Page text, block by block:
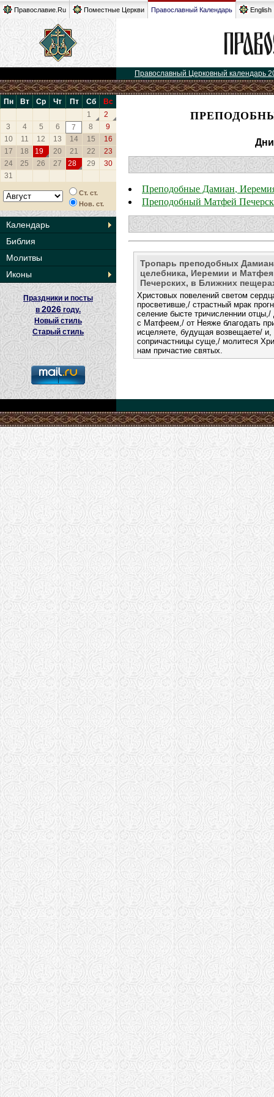
Православие.Ru Поместные Церкви Православный Календарь English
Православный Церковный календарь
Пн Вт Ср Чт Пт Сб
Вс
1
2
3
4 5 6 7 8
9
10
11 12 13 14 15
16
17
18 19 20 21 22
23
24
25 26 27 28 29
30
31
Ст. ст.
Нов. ст.
Календарь
Библия
Молитвы
Иконы
Праздники и посты
в2026 году.
Новый стиль
Старый стиль
Преподобные Дамиан,
Преподобный Матфей
Тропарь преподобных
целебника, Иеремии и
Печерских, в Ближних
Христовых повелений светом
просветивше,/ страстный мрак
селение бысте тричисленнии
с Матфеем,/ от Неяже благодать
исцеляете, будущая возвещаете/
сопричастницы суще,/ молитеся
нам причастие святых.